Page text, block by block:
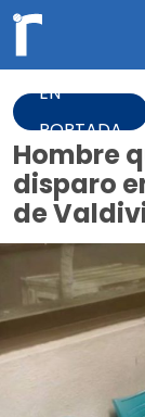
EN
PORTADA
Hombre
disparo
de